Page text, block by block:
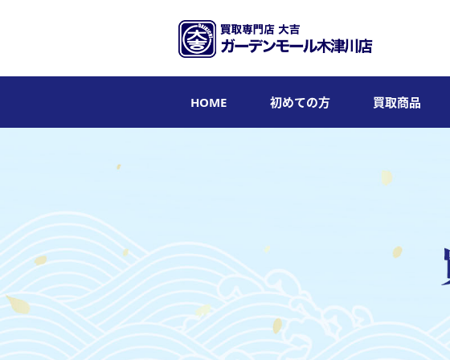
HOME 初めての方 買取商品